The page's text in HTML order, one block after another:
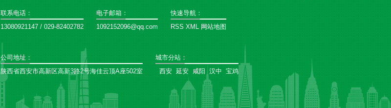
联系电话：
13080921147 / 029-82402782
电子邮箱：
1092152096@qq.com
快速导航：
RSS XML 网站地图
公司地址：
陕西省西安市高新区高新3路2号海佳云顶A座502室
城市分站 ：
西安 延安 咸阳 汉中 宝鸡